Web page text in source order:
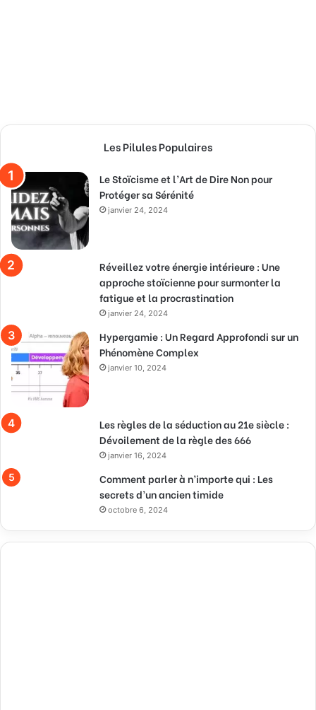
Les Pilules Populaires
Le Stoïcisme et l’Art de Dire Non pour
Protéger sa Sérénité
janvier 24, 2024
Réveillez votre énergie intérieure : Une
approche stoïcienne pour surmonter la
fatigue et la procrastination
janvier 24, 2024
Hypergamie : Un Regard Approfondi sur un
Phénomène Complex
janvier 10, 2024
Les règles de la séduction au 21e siècle :
Dévoilement de la règle des 666
janvier 16, 2024
Comment parler à n’importe qui : Les
secrets d’un ancien timide
octobre 6, 2024